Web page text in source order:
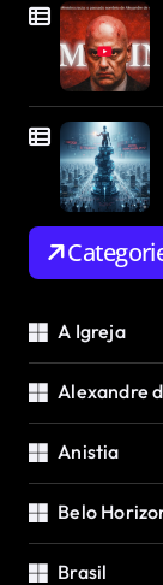
A Igreja
Alexandre
Anistia
Belo
Brasil